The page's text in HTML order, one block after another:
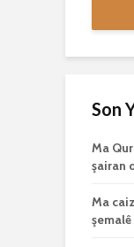
Son
Ma
şairan
Ma